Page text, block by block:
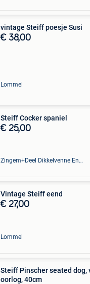
vintage Steiff poesje Susi
€ 38,00
Lommel
Steiff Cocker spaniel
€ 25,00
Zingem+Deel Dikkelvenne En Nederzwalm-Hermelgem
Vintage Steiff eend
€ 27,00
Lommel
Steiff Pinscher seated dog,
oorlog, 40cm